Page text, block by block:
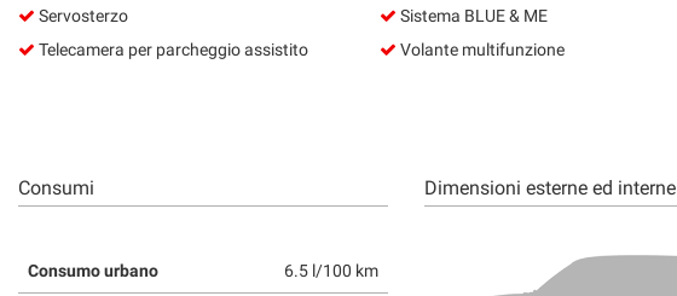
Servosterzo
Telecamera per parcheggio assistito
Sistema BLUE & ME
Volante multifunzione
Consumi
Consumo urbano 6.5 l/100 km
Dimensioni esterne ed interne